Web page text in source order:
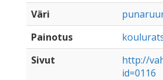
Väri
Painotus
Sivut
http://
id=0116